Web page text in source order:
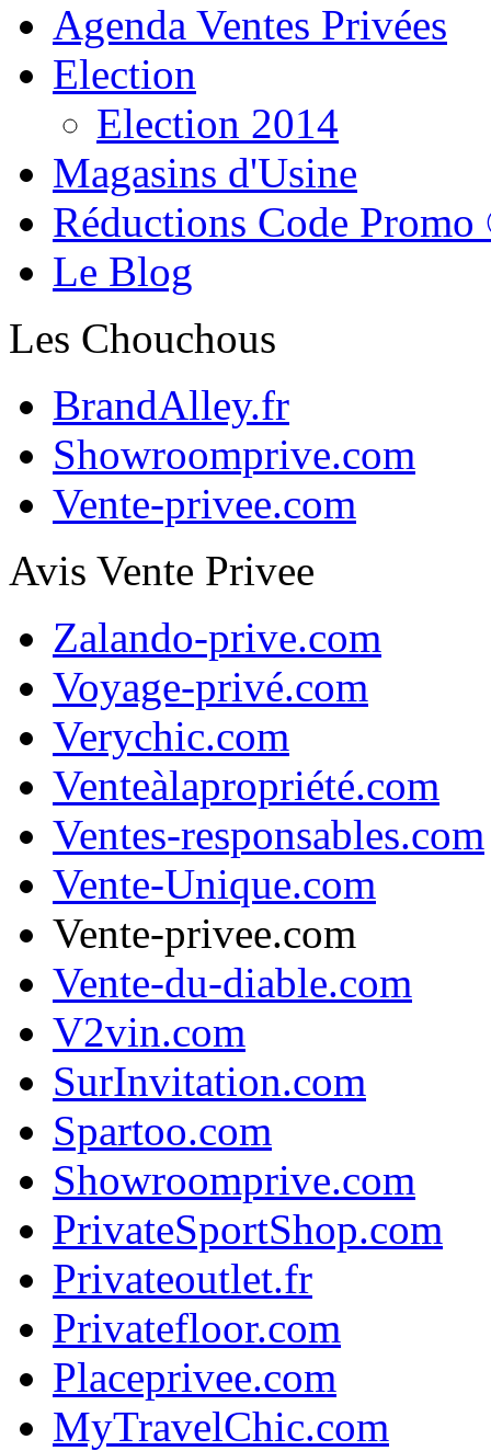
Agenda Ventes Privées
Election
Election 2014
Magasins d'Usine
Réductions Code
Le Blog
Les Chouchous
BrandAlley.fr
Showroomprive.com
Vente-privee.com
Avis Vente Privee
Zalando-prive.com
Voyage-privé.com
Verychic.com
Venteàlapropriété.com
Ventes-responsables.com
Vente-Unique.com
Vente-privee.com
Vente-du-diable.com
V2vin.com
SurInvitation.com
Spartoo.com
Showroomprive.com
PrivateSportShop.com
Privateoutlet.fr
Privatefloor.com
Placeprivee.com
MyTravelChic.com